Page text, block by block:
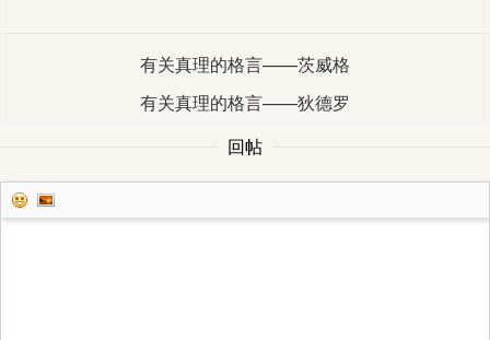
有关真理的格言——茨威格
有关真理的格言——狄德罗
回帖